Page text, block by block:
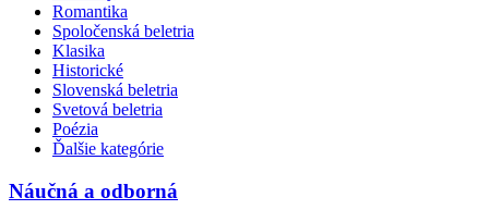
Romantika
Spoločenská beletria
Klasika
Historické
Slovenská beletria
Svetová beletria
Poézia
Ďalšie kategórie
Náučná a odborná